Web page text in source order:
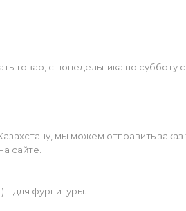
товар, с понедельника по
мы можем отправить
сайте.
– для фурнитуры.